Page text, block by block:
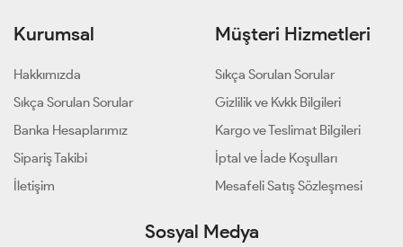
Kurumsal
Hakkımızda
Sıkça Sorulan Sorular
Banka Hesaplarımız
Sipariş Takibi
İletişim
Müşteri Hizmetleri
Sıkça Sorulan Sorular
Gizlilik ve Kvkk Bilgileri
Kargo ve Teslimat Bilgileri
İptal ve İade Koşulları
Mesafeli Satış Sözleşmesi
Sosyal Medya